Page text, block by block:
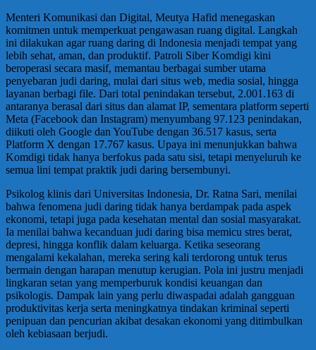
Menteri Komunikasi dan Digital, Meutya Hafid menegaskan
komitmen untuk memperkuat pengawasan ruang digital. Langkah
ini dilakukan agar ruang daring di Indonesia menjadi tempat yang
lebih sehat, aman, dan produktif. Patroli Siber Komdigi kini
beroperasi secara masif, memantau berbagai sumber utama
penyebaran judi daring, mulai dari situs web, media sosial, hingga
layanan berbagi file. Dari total penindakan tersebut, 2.001.163 di
antaranya berasal dari situs dan alamat IP, sementara platform seperti
Meta (Facebook dan Instagram) menyumbang 97.123 penindakan,
diikuti oleh Google dan YouTube dengan 36.517 kasus, serta
Platform X dengan 17.767 kasus. Upaya ini menunjukkan bahwa
Komdigi tidak hanya berfokus pada satu sisi, tetapi menyeluruh ke
semua lini tempat praktik judi daring bersembunyi.
Psikolog klinis dari Universitas Indonesia, Dr. Ratna Sari, menilai
bahwa fenomena judi daring tidak hanya berdampak pada aspek
ekonomi, tetapi juga pada kesehatan mental dan sosial masyarakat.
Ia menilai bahwa kecanduan judi daring bisa memicu stres berat,
depresi, hingga konflik dalam keluarga. Ketika seseorang
mengalami kekalahan, mereka sering kali terdorong untuk terus
bermain dengan harapan menutup kerugian. Pola ini justru menjadi
lingkaran setan yang memperburuk kondisi keuangan dan
psikologis. Dampak lain yang perlu diwaspadai adalah gangguan
produktivitas kerja serta meningkatnya tindakan kriminal seperti
penipuan dan pencurian akibat desakan ekonomi yang ditimbulkan
oleh kebiasaan berjudi.